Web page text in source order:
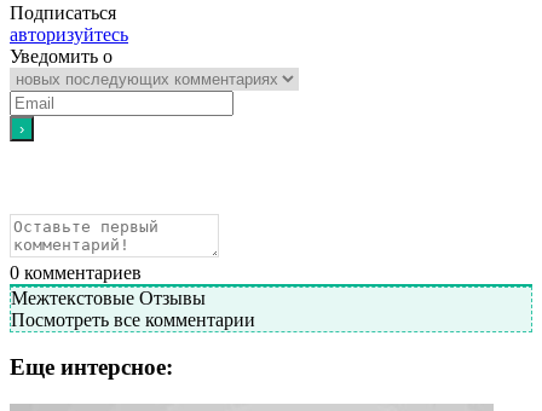
Подписаться
авторизуйтесь
Уведомить о
0 комментариев
Межтекстовые Отзывы
Посмотреть все комментарии
Еще интерсное: